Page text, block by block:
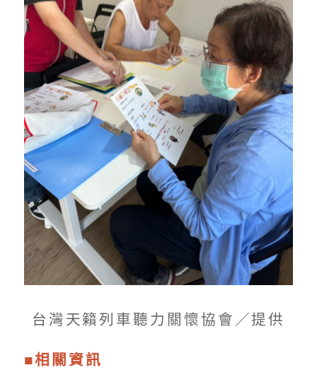
台灣天籟列車聽力關懷協會／提供
■相關資訊